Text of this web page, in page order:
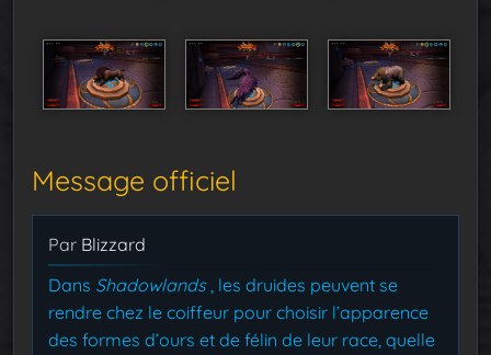
Message officiel
Par Blizzard
Dans Shadowlands, les druides peuvent se
rendre chez le coiffeur pour choisir l’apparence
des formes d’ours et de félin de leur race, quelle